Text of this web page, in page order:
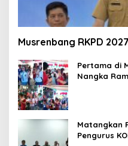
Musrenbang RKPD
Pertama di
Nangka
Matangkan
Pengurus